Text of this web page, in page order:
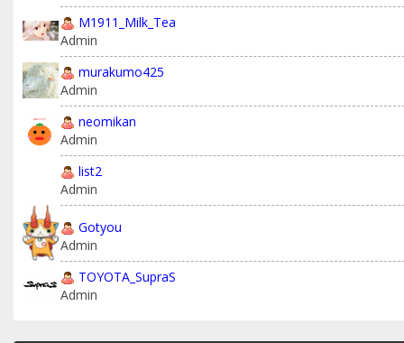
M1911_Milk_Tea
Admin
murakumo425
Admin
neomikan
Admin
list2
Admin
Gotyou
Admin
TOYOTA_SupraS
Admin